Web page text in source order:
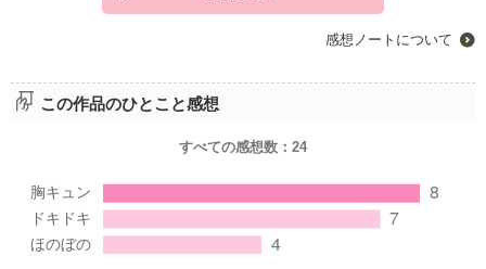
感想ノートについて
この作品のひとこと感想
すべての感想数： 24